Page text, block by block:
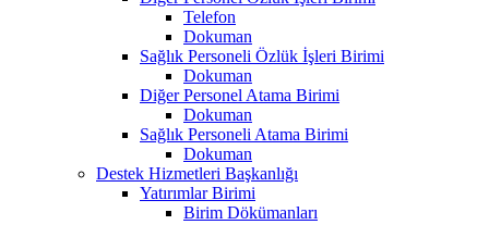
Telefon
Dokuman
Sağlık Personeli Özlük İşleri Birimi
Dokuman
Diğer Personel Atama Birimi
Dokuman
Sağlık Personeli Atama Birimi
Dokuman
Destek Hizmetleri Başkanlığı
Yatırımlar Birimi
Birim Dökümanları